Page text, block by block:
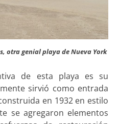
otra genial playa de Nueva York
de esta playa es su
sirvió como entrada
en 1932 en estilo
se agregaron elementos